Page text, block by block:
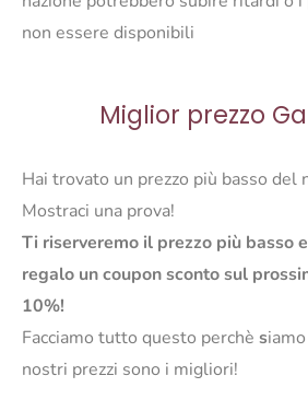
non essere disponibili
Miglior prezzo
Hai trovato un prezzo più basso del
Mostraci una prova!
Ti riserveremo il prezzo più basso
regalo un coupon sconto sul
10%!
Facciamo tutto questo perchè s
nostri prezzi sono i migliori!